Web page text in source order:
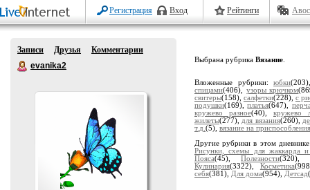
Регистрация Вход Рейтинги
Записи Друзья
Комментарии
evanika2
Выбрана рубрика Вязание
Вложенные рубрики:юбки
спицами(406), узоры крючком
свитеры(158), салфетки(228), с
подушки(169),платья(647),
кружево разное(40), кружево
жилеты(277), для вязания(260),
т.д. (5), вязание на
Другие рубрики в этом
Рисунки, схемы для жаккарда
Пояса(45), Полезности(320),
Кулинария(3322), Косметика
себя(381), Для дома(954), Детсад